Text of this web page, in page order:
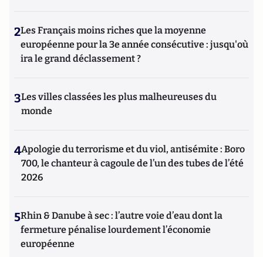
2Les Français moins riches que la moyenne
européenne pour la 3e année consécutive : jusqu'où
ira le grand déclassement ?
3Les villes classées les plus malheureuses du
monde
4Apologie du terrorisme et du viol, antisémite : Boro
700, le chanteur à cagoule de l’un des tubes de l’été
2026
5Rhin & Danube à sec : l’autre voie d’eau dont la
fermeture pénalise lourdement l’économie
européenne